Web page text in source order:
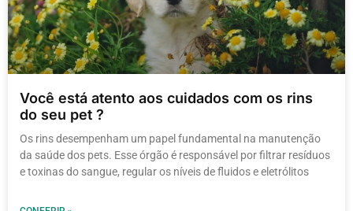
Você está atento aos cuidados com os rins
do seu pet ?
Os rins desempenham um papel fundamental na manutenção
da saúde dos pets. Esse órgão é responsável por filtrar resíduos
e toxinas do sangue, regular os níveis de fluidos e eletrólitos